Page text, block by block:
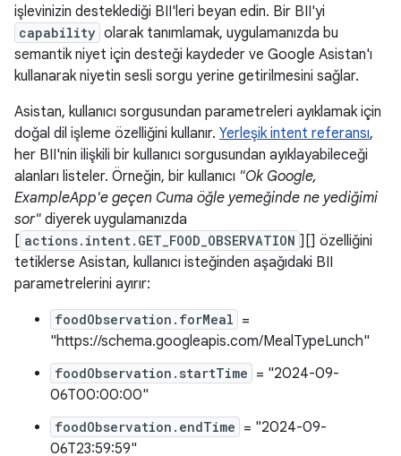
işlevinizin desteklediği BII'leri beyan edin. Bir BII'yi
capability olarak tanımlamak, uygulamanızda bu
semantik niyet için desteği kaydeder ve Google Asistan'ı
kullanarak niyetin sesli sorgu yerine getirilmesini sağlar.
Asistan, kullanıcı sorgusundan parametreleri ayıklamak için
doğal dil işleme özelliğini kullanır. Yerleşik intent referansı,
her BII'nin ilişkili bir kullanıcı sorgusundan ayıklayabileceği
alanları listeler. Örneğin, bir kullanıcı "Ok Google,
ExampleApp'e geçen Cuma öğle yemeğinde ne yediğimi
sor" diyerek uygulamanızda
[ actions.intent.GET_FOOD_OBSERVATION ][] özelliğini
tetiklerse Asistan, kullanıcı isteğinden aşağıdaki BII
parametrelerini ayırır:
foodObservation.forMeal =
"https://schema.googleapis.com/MealTypeLunch"
foodObservation.startTime = "2024-09-
06T00:00:00"
foodObservation.endTime = "2024-09-
06T23:59:59"